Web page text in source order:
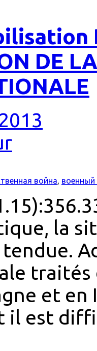
DE
война, военный
la
et en
il est